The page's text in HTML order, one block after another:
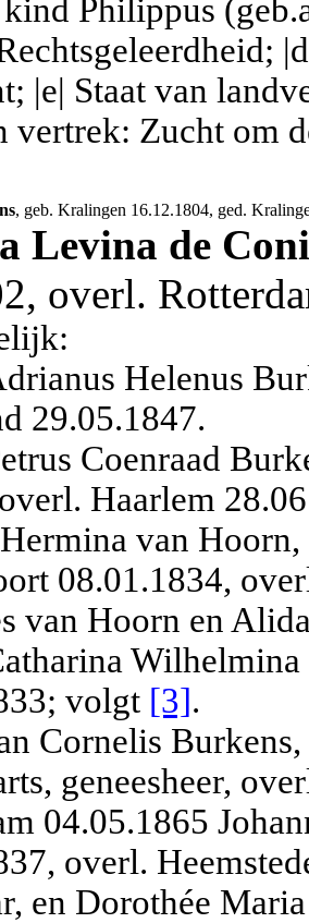
Philippus
|e| Staat van
vertrek: Zucht om
, geb. Kralingen 16.12.1804, ged.
Levina de
overl.
Helenus
29.05.1847.
Coenraad
Haarlem
van
08.01.1834,
van Hoorn en
; volgt [3].
Cornelis
geneesheer,
04.05.1865
overl.
en Dorothée